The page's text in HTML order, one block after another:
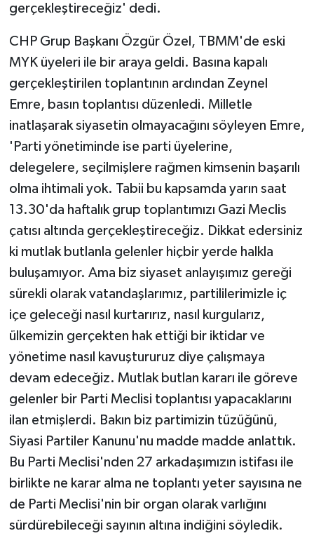
gerçekleştireceğiz' dedi.
CHP Grup Başkanı Özgür Özel, TBMM'de eski
MYK üyeleri ile bir araya geldi. Basına kapalı
gerçekleştirilen toplantının ardından Zeynel
Emre, basın toplantısı düzenledi. Milletle
inatlaşarak siyasetin olmayacağını söyleyen Emre,
'Parti yönetiminde ise parti üyelerine,
delegelere, seçilmişlere rağmen kimsenin başarılı
olma ihtimali yok. Tabii bu kapsamda yarın saat
13.30'da haftalık grup toplantımızı Gazi Meclis
çatısı altında gerçekleştireceğiz. Dikkat edersiniz
ki mutlak butlanla gelenler hiçbir yerde halkla
buluşamıyor. Ama biz siyaset anlayışımız gereği
sürekli olarak vatandaşlarımız, partililerimizle iç
içe geleceği nasıl kurtarırız, nasıl kurgularız,
ülkemizin gerçekten hak ettiği bir iktidar ve
yönetime nasıl kavuştururuz diye çalışmaya
devam edeceğiz. Mutlak butlan kararı ile göreve
gelenler bir Parti Meclisi toplantısı yapacaklarını
ilan etmişlerdi. Bakın biz partimizin tüzüğünü,
Siyasi Partiler Kanunu'nu madde madde anlattık.
Bu Parti Meclisi'nden 27 arkadaşımızın istifası ile
birlikte ne karar alma ne toplantı yeter sayısına ne
de Parti Meclisi'nin bir organ olarak varlığını
sürdürebileceği sayının altına indiğini söyledik.